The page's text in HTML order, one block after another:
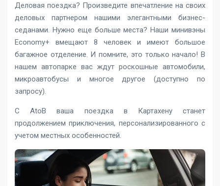
Деловая поездка? ​​Произведите впечатление на своих
деловых партнером нашими элегантными бизнес-
седанами. Нужно еще больше места? Наши минивэны
Economy+ вмещают 8 человек и имеют большое
багажное отделение. И помните, это только начало! В
нашем автопарке вас ждут роскошные автомобили,
микроавтобусы и многое другое (доступно по
запросу).
С AtoB ваша поездка в Картахену станет
продолжением приключения, персонализированного с
учетом местных особенностей.